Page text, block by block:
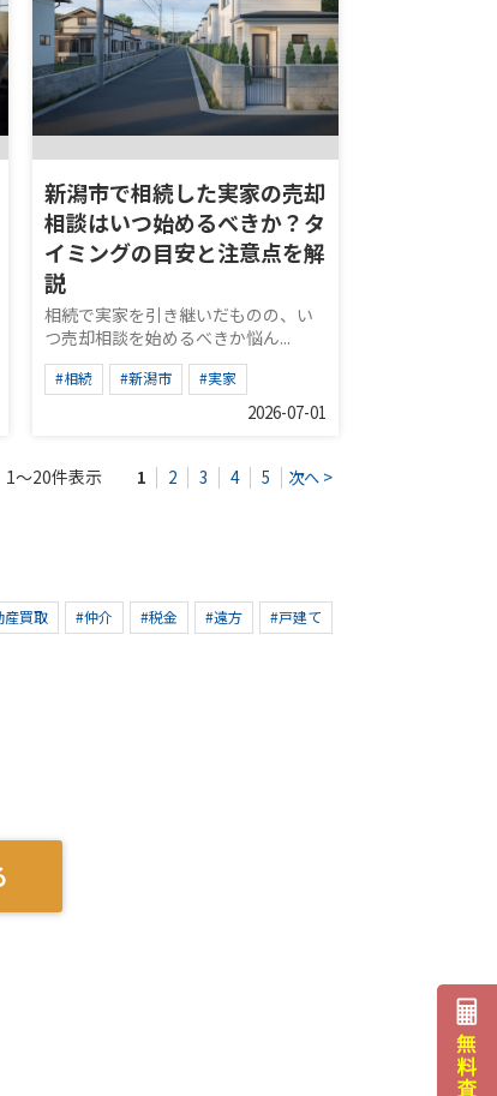
新潟市で相続した実家の売却
相談はいつ始めるべきか？タ
イミングの目安と注意点を解
説
相続で実家を引き継いだものの、い
つ売却相談を始めるべきか悩ん...
#相続 #新潟市 #実家
2026-07-01
1～20件表示 1 2 3 4 5 次へ >
産買取 #仲介 #税金 #遠方
#戸建て